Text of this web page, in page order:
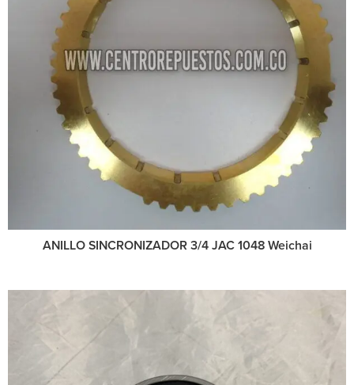
ANILLO SINCRONIZADOR 3/4 JAC 1048 Weichai